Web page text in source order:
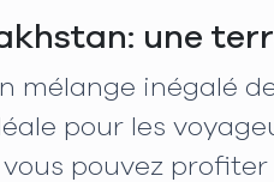
une
mélange inégalé
pour les
vous pouvez